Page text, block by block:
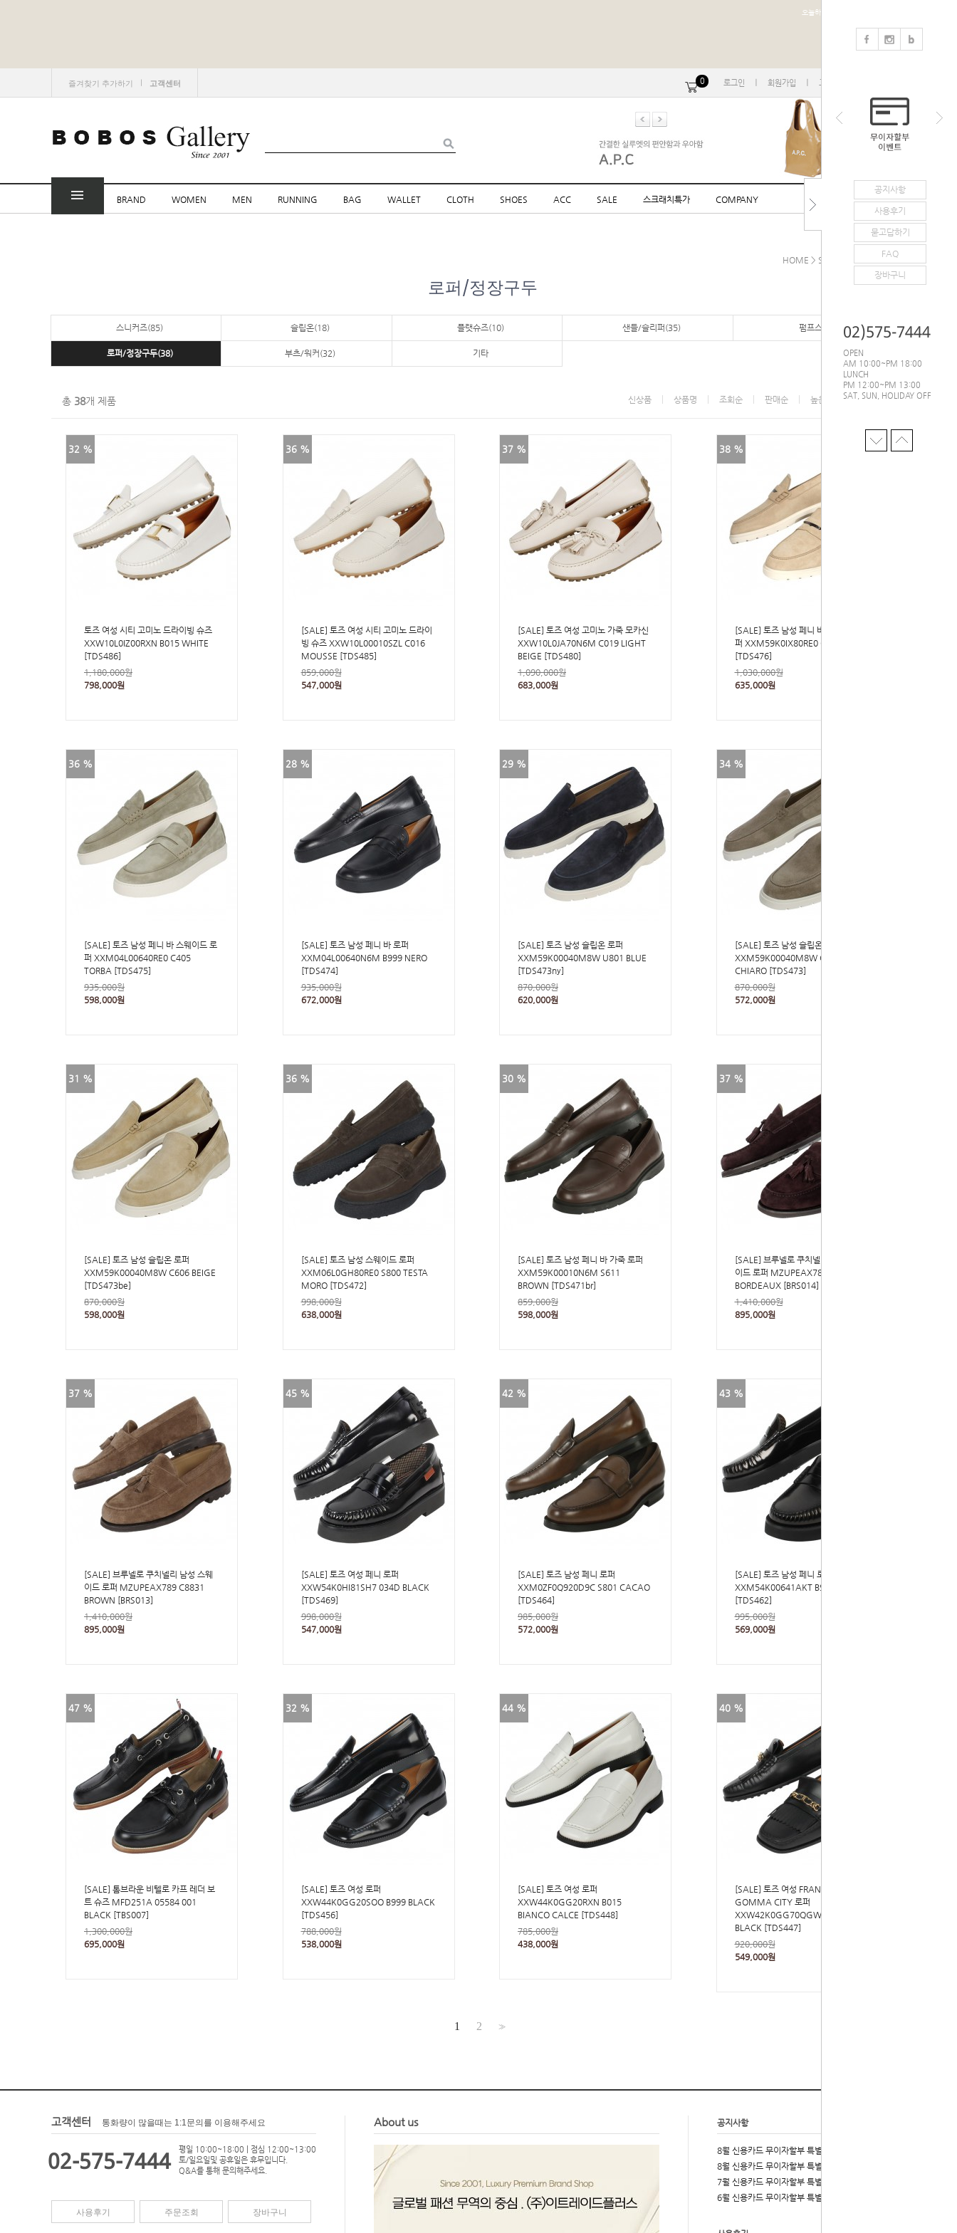
오늘하루 열지않음
즐겨찾기 추가하기 ㅣ 고객센터 0 로그인 회원가입 고객센터
BRAND WOMEN MEN RUNNING BAG WALLET CLOTH SHOES ACC SALE 스크래치특가 COMPANY
HOME > SHOES 로퍼/정장구두
로퍼/정장구두
스니커즈(85) 슬립온(18) 플랫슈즈(10) 샌들/슬리퍼(35) 펌프스/힐(2)
로퍼/정장구두(38) 부츠/워커(32) 기타
총 38개 제품 신상품 상품명 조회순 판매순 높은가격 낮은가격
32 %
토즈 여성 시티 고미노 드라이빙 슈즈
XXW10L0IZ00RXN B015 WHITE
[TDS486]
1,180,000원
798,000원
36 %
[SALE] 토즈 여성 시티 고미노 드라이
빙 슈즈 XXW10L00010SZL C016
MOUSSE [TDS485]
859,000원
547,000원
37 %
[SALE] 토즈 여성 고미노 가죽 모카신
XXW10L0JA70N6M C019 LIGHT
BEIGE [TDS480]
1,090,000원
683,000원
38 %
[SALE] 토즈 남성 페니 바 스웨이드 로
퍼 XXM59K0IX80RE0 C606 BEIGE
[TDS476]
1,030,000원
635,000원
36 %
[SALE] 토즈 남성 페니 바 스웨이드 로
퍼 XXM04L00640RE0 C405
TORBA [TDS475]
935,000원
598,000원
28 %
[SALE] 토즈 남성 페니 바 로퍼
XXM04L00640N6M B999 NERO
[TDS474]
935,000원
672,000원
29 %
[SALE] 토즈 남성 슬립온 로퍼
XXM59K00040M8W U801 BLUE
[TDS473ny]
870,000원
620,000원
34 %
[SALE] 토즈 남성 슬립온 로퍼
XXM59K00040M8W C413 CRETA
CHIARO [TDS473]
870,000원
572,000원
31 %
[SALE] 토즈 남성 슬립온 로퍼
XXM59K00040M8W C606 BEIGE
[TDS473be]
870,000원
598,000원
36 %
[SALE] 토즈 남성 스웨이드 로퍼
XXM06L0GH80RE0 S800 TESTA
MORO [TDS472]
998,000원
638,000원
30 %
[SALE] 토즈 남성 페니 바 가죽 로퍼
XXM59K00010N6M S611
BROWN [TDS471br]
859,000원
598,000원
37 %
[SALE] 브루넬로 쿠치넬리 남성 스웨
이드 로퍼 MZUPEAX789 C8833
BORDEAUX [BRS014]
1,410,000원
895,000원
37 %
[SALE] 브루넬로 쿠치넬리 남성 스웨
이드 로퍼 MZUPEAX789 C8831
BROWN [BRS013]
1,410,000원
895,000원
45 %
[SALE] 토즈 여성 페니 로퍼
XXW54K0HI81SH7 034D BLACK
[TDS469]
998,000원
547,000원
42 %
[SALE] 토즈 남성 페니 로퍼
XXM0ZF0Q920D9C S801 CACAO
[TDS464]
985,000원
572,000원
43 %
[SALE] 토즈 남성 페니 로퍼
XXM54K00641AKT B999 BLACK
[TDS462]
995,000원
569,000원
47 %
[SALE] 톰브라운 비텔로 카프 레더 보
트 슈즈 MFD251A 05584 001
BLACK [TBS007]
1,300,000원
695,000원
32 %
[SALE] 토즈 여성 로퍼
XXW44K0GG20SOO B999 BLACK
[TDS456]
788,000원
538,000원
44 %
[SALE] 토즈 여성 로퍼
XXW44K0GG20RXN B015
BIANCO CALCE [TDS448]
785,000원
438,000원
40 %
[SALE] 토즈 여성 FRANGIA
GOMMA CITY 로퍼
XXW42K0GG70QGW B999
BLACK [TDS447]
920,000원
549,000원
1 2 >>
고객센터 통화량이 많을때는 1:1문의를 이용해주세요
02-575-7444
평일 10:00~18:00 | 점심 12:00~13:00
토/일요일및 공휴일은 휴무입니다.
Q&A를 통해 문의해주세요.
사용후기 주문조회 장바구니
About us 공지사항
8월 신용카드 무이자할부 특별 이벤트
8월 신용카드 무이자할부 특별 이벤트
7월 신용카드 무이자할부 특별 이벤트
6월 신용카드 무이자할부 특별 이벤트
공지사항
사용후기
묻고답하기
FAQ
장바구니
02)575-7444
OPEN
AM 10:00~PM 18:00
LUNCH
PM 12:00~PM 13:00
SAT, SUN, HOLIDAY OFF